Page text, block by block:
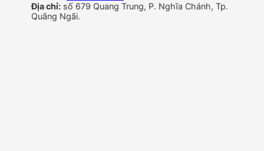
Địa chỉ: số 679 Quang Trung, P. Nghĩa Chánh, Tp.
Quãng Ngãi.